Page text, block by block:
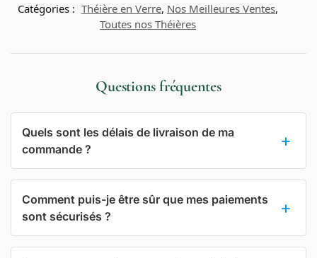
Catégories : Théière en Verre, Nos Meilleures Ventes,
Toutes nos Théières
Questions fréquentes
Quels sont les délais de livraison de ma
commande ?
Comment puis-je être sûr que mes paiements
sont sécurisés ?